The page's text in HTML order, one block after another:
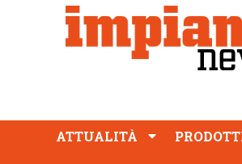
ATTUALITÀ PRODOTTI
PROFESSIONE
ATTUALITÀ